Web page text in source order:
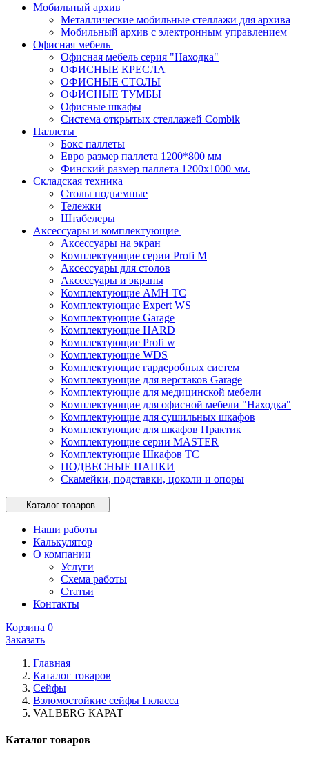
Мобильный архив
Металлические мобильные стеллажи для архива
Мобильный архив с электронным управлением
Офисная мебель
Офисная мебель серия "Находка"
ОФИСНЫЕ КРЕСЛА
ОФИСНЫЕ СТОЛЫ
ОФИСНЫЕ ТУМБЫ
Офисные шкафы
Система открытых стеллажей Combik
Паллеты
Бокс паллеты
Евро размер паллета 1200*800 мм
Финский размер паллета 1200х1000 мм.
Складская техника
Столы подъемные
Тележки
Штабелеры
Аксессуары и комплектующие
Аксессуары на экран
Комплектующие серии Profi M
Аксессуары для столов
Аксессуары и экраны
Комплектующие AMH TC
Комплектующие Expert WS
Комплектующие Garage
Комплектующие HARD
Комплектующие Profi w
Комплектующие WDS
Комплектующие гардеробных систем
Комплектующие для верстаков Garage
Комплектующие для медицинской мебели
Комплектующие для офисной мебели "Находка"
Комплектующие для сушильных шкафов
Комплектующие для шкафов Практик
Комплектующие серии MASTER
Комплектующие Шкафов ТС
ПОДВЕСНЫЕ ПАПКИ
Скамейки, подставки, цоколи и опоры
Каталог товаров
Наши работы
Калькулятор
О компании
Услуги
Схема работы
Статьи
Контакты
Корзина 0
Заказать
Главная
Каталог товаров
Сейфы
Взломостойкие сейфы I класса
VALBERG КАРАТ
Каталог товаров